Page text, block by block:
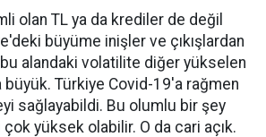
olan TL ya da krediler de değil
büyüme inişler ve çıkışlardan
alandaki volatilite diğer yükselen
büyük. Türkiye Covid-19'a rağmen
sağlayabildi. Bu olumlu bir şey
yüksek olabilir. O da cari açık.